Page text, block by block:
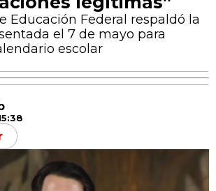
Educación Federal respaldó la
el 7 de mayo para
escolar